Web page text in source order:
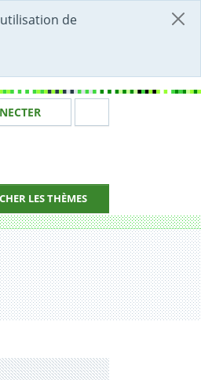
de
identité
LES THÈMES